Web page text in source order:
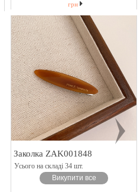
грн
Заколка ZAK001848
Усього на складі 34 шт.
Викупити все